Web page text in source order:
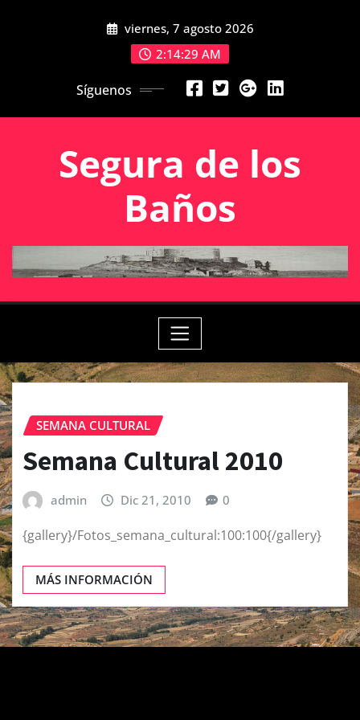
viernes, 7 agosto 2026
2:14:29 AM
Síguenos
Segura de los
Baños
SEMANA CULTURAL
Semana Cultural 2010
admin Dic 21, 2010 0
{gallery}/Fotos_semana_cultural:100:100{/gallery}
MÁS INFORMACIÓN